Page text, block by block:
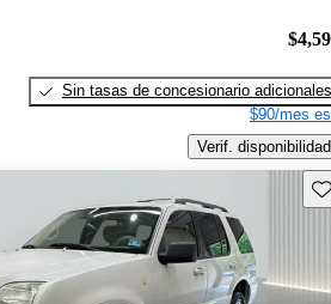
Sin tasas de concesionario adicionales
$90/mes
Verif. disponibilidad